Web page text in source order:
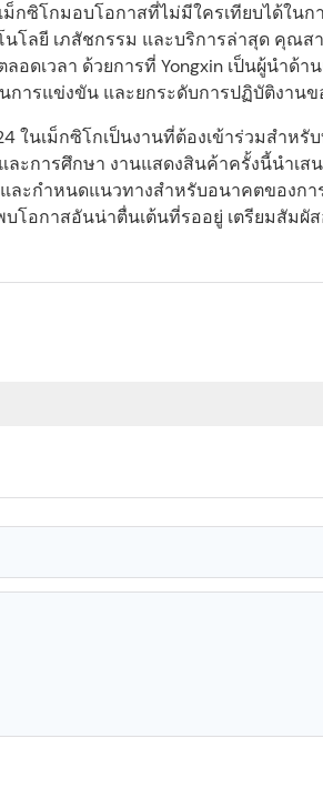
เม็กซิโกมอบโอกาสที่ไม่มีใครเทียบได้ใ
โลยี เภสัชกรรม และบริการล่าสุด คุณส
ดเวลา ด้วยการที่ Yongxin เป็นผู้นำด้
การแข่งขัน และยกระดับการปฏิบัติงาน
ในเม็กซิโกเป็นงานที่ต้องเข้าร่วมสำ
ละการศึกษา งานแสดงสินค้าครั้งนี้นำเ
ละกำหนดแนวทางสำหรับอนาคตของก
บโอกาสอันน่าตื่นเต้นที่รออยู่ เตรียมสัม